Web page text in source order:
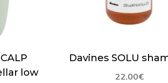
low
Davines SOLU
22.00€